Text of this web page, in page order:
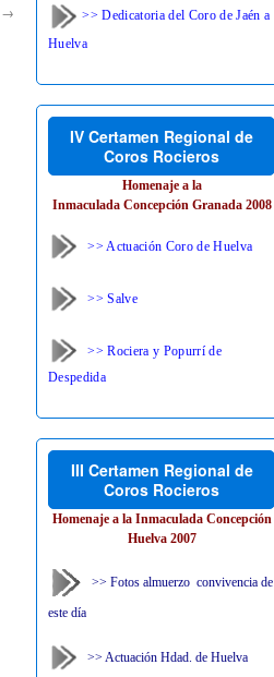
→
>> Dedicatoria del Coro de Jaén a
Huelva
IV Certamen Regional de
Coros Rocieros
Homenaje a la
Inmaculada Concepción Granada 2008
>> Actuación Coro de Huelva
>> Salve
>> Rociera y Popurrí de
Despedida
III Certamen Regional de
Coros Rocieros
Homenaje a la Inmaculada Concepción
Huelva 2007
>> Fotos almuerzo convivencia de
este día
>> Actuación Hdad. de Huelva